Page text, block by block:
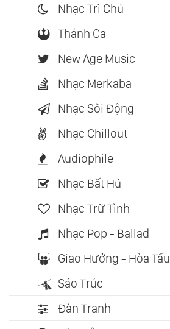
Nhạc Trì Chú
Thánh Ca
New Age Music
Nhạc Merkaba
Nhạc Sôi Động
Nhạc Chillout
Audiophile
Nhạc Bất Hủ
Nhạc Trữ Tình
Nhạc Pop - Ballad
Giao Hưởng - Hòa Tấu
Sáo Trúc
Đàn Tranh